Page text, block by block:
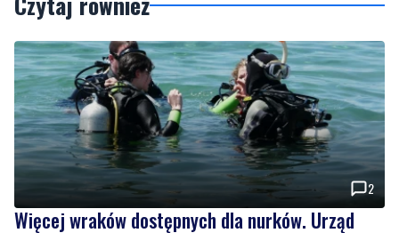
2
Więcej wraków dostępnych dla nurków. Urząd
Morski rozszerzył listę podwodnych atrakcji